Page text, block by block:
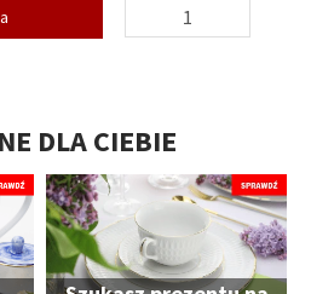
DLA CIEBIE